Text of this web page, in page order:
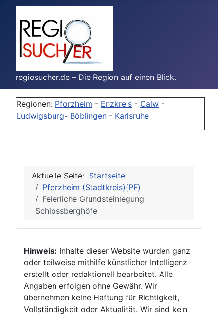
regiosucher.de – Die Region auf einen Blick.
Regionen: Pforzheim - Enzkreis - Calw -
Ludwigsburg- Böblingen - Karlsruhe
Aktuelle Seite: Startseite
Pforzheim (Stadtkreis)(PF)
Feierliche Grundsteinlegung
Schlossberghöfe
Hinweis: Inhalte dieser Website wurden ganz
oder teilweise mithilfe künstlicher Intelligenz
erstellt oder redaktionell bearbeitet. Alle
Angaben erfolgen ohne Gewähr. Wir
übernehmen keine Haftung für Richtigkeit,
Vollständigkeit oder Aktualität. Wir sind kein